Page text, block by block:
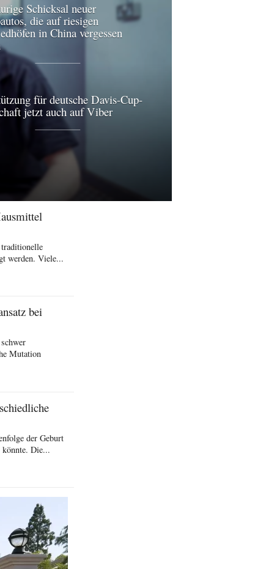
Schicksal neuer
die auf riesigen
in China vergessen
für deutsche Davis-Cup-
jetzt auch auf Viber
werden. Viele...
bei
Mutation
der Geburt
könnte. Die...